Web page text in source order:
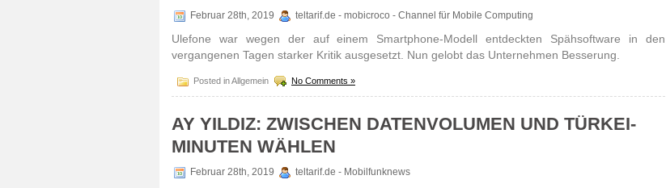
Februar 28th, 2019 teltarif.de - mobicroco - Channel für Mobile Computing
Ulefone war wegen der auf einem Smart­phone-Modell entdeckten Spähsoftware in den
vergangenen Tagen starker Kritik ausgesetzt. Nun gelobt das Unternehmen Besserung.
Posted in Allgemein No Comments »
AY YILDIZ: ZWISCHEN DATENVOLUMEN UND TÜRKEI-
MINUTEN WÄHLEN
Februar 28th, 2019 teltarif.de - Mobilfunknews